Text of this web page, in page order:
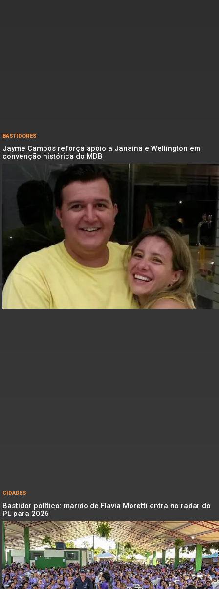
BASTIDORES
Jayme Campos reforça apoio a Janaina e Wellington em
convenção histórica do MDB
CIDADES
Bastidor político: marido de Flávia Moretti entra no radar do
PL para 2026